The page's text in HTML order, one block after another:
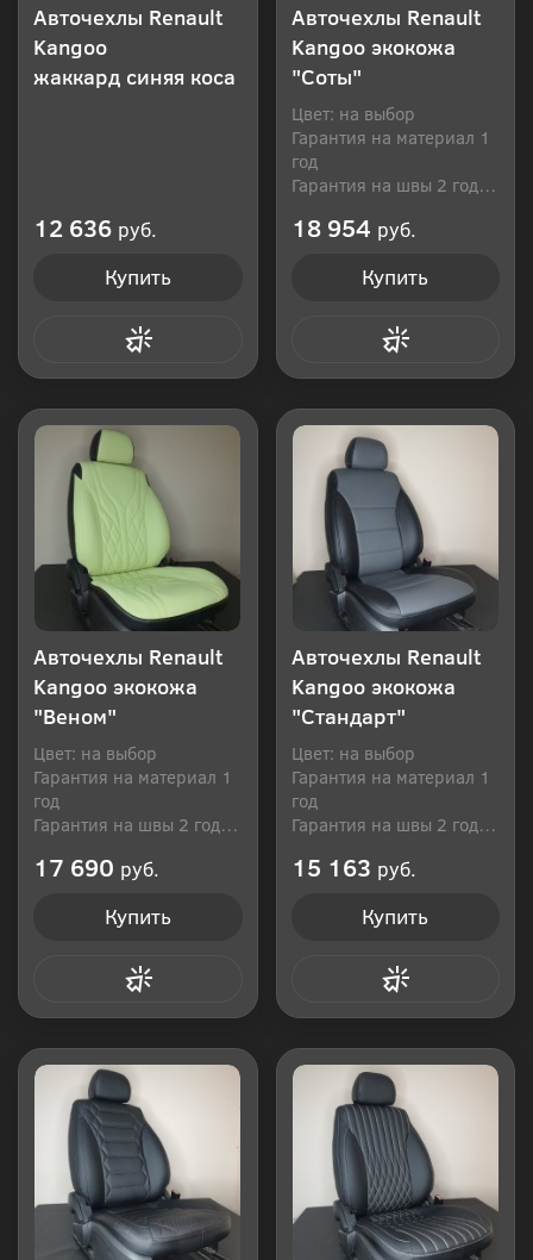
Авточехлы Renault
Kangoo
жаккард синяя коса
12 636 руб.
Купить
Авточехлы Renault
Kangoo экокожа
"Соты"
Цвет: на выбор
Гарантия на материал 1
год
Гарантия на швы 2 года
18 954 руб.
Купить
Авточехлы Renault
Kangoo экокожа
"Веном"
Цвет: на выбор
Гарантия на материал 1
год
Гарантия на швы 2 года
17 690 руб.
Купить
Авточехлы Renault
Kangoo экокожа
"Стандарт"
Цвет: на выбор
Гарантия на материал 1
год
Гарантия на швы 2 года
15 163 руб.
Купить